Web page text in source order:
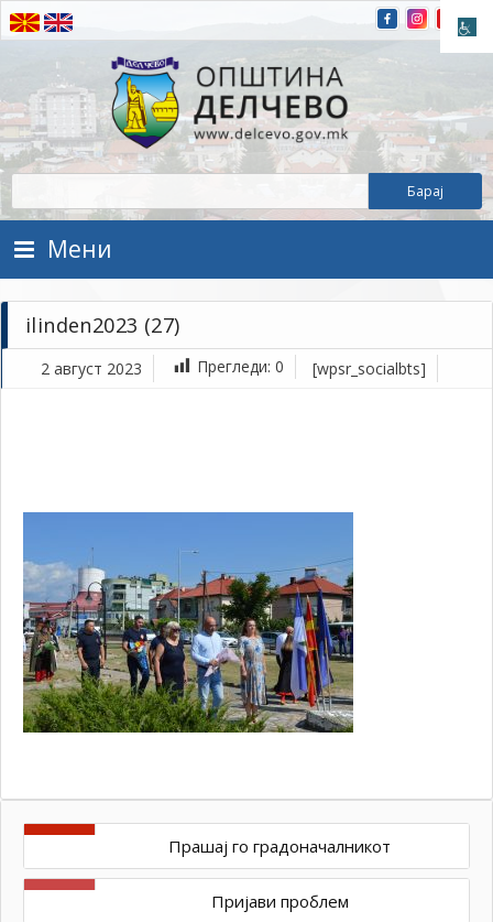
Прескокнете на содржината
Општина Делчево
Општина Делчево
Мени
ilinden2023 (27)
2 август 2023 Прегледи: 0 [wpsr_socialbts]
Прашај го градоначалникот
Пријави проблем